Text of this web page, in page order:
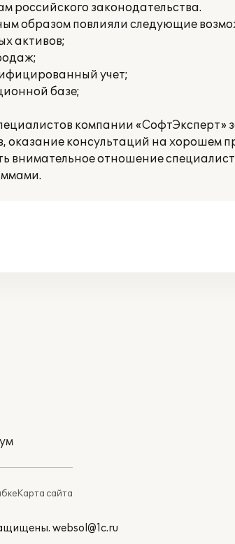
российского законодательства.
образом повлияли следующие
активов;
учет;
базе;
компании «СофтЭксперт»
консультаций на хорошем
внимательное отношение
Карта сайта
websol@1c.ru